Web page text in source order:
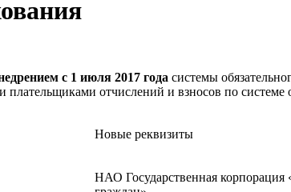
с 1 июля 2017 года системы
отчислений и взносов по
Новые реквизиты
НАО Государственная корпорация